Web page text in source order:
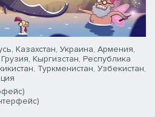
Казахстан, Украина, Армения,
Кыргизстан, Республика
Туркменистан, Узбекистан,